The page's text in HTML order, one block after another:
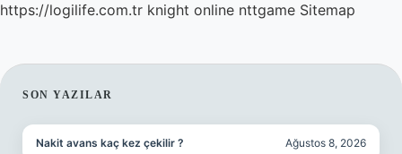
https://logilife.com.tr knight online nttgame Sitemap
SIDEBAR
SON YAZILAR
Nakit avans kaç kez çekilir ? Ağustos 8, 2026